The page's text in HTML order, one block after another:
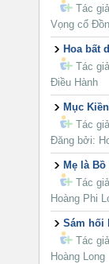
Tác
Vọng cổ
Hoa bất
Tác
Điều Hành
Mục
Tác
Đăng bởi:
Mẹ là
Tác
Hoàng Phi
Sám hối
Tác
Hoàng Long